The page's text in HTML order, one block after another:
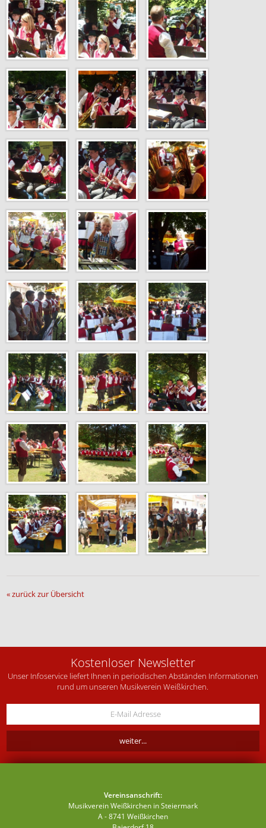
« zurück zur Übersicht
Kostenloser Newsletter
Unser Infoservice liefert Ihnen in periodischen Abständen Informationen
rund um unseren Musikverein Weißkirchen.
Vereinsanschrift:
Musikverein Weißkirchen in Steiermark
A - 8741 Weißkirchen